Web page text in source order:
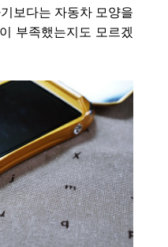
보다는 자동차 모양을
부족했는지도 모르겠